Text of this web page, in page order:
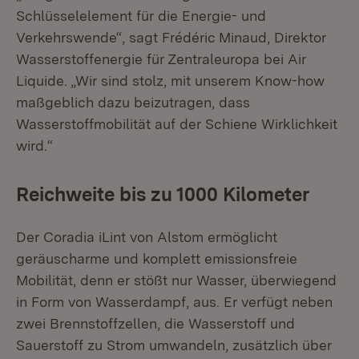
Schlüsselelement für die Energie- und
Verkehrswende“, sagt Frédéric Minaud, Direktor
Wasserstoffenergie für Zentraleuropa bei Air
Liquide. „Wir sind stolz, mit unserem Know-how
maßgeblich dazu beizutragen, dass
Wasserstoffmobilität auf der Schiene Wirklichkeit
wird.“
Reichweite bis zu 1000 Kilometer
Der Coradia iLint von Alstom ermöglicht
geräuscharme und komplett emissionsfreie
Mobilität, denn er stößt nur Wasser, überwiegend
in Form von Wasserdampf, aus. Er verfügt neben
zwei Brennstoffzellen, die Wasserstoff und
Sauerstoff zu Strom umwandeln, zusätzlich über